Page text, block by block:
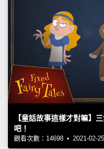
【童話故事這樣才對嘛】
吧！
觀看次數：14698 • 2021-02-25